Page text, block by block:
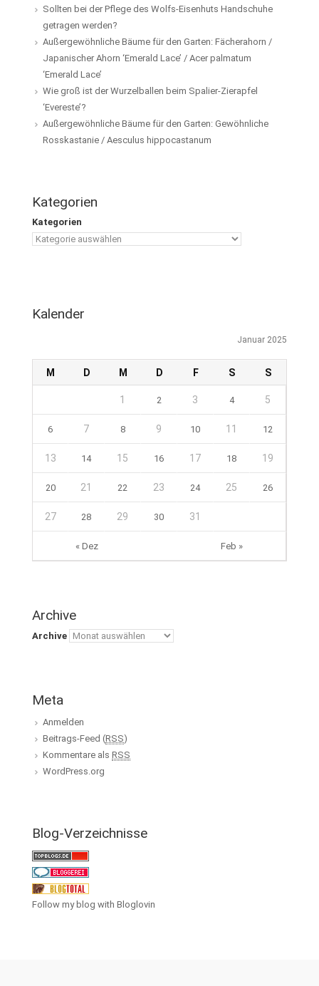
Sollten bei der Pflege des Wolfs-Eisenhuts Handschuhe
getragen werden?
Außergewöhnliche Bäume für den Garten: Fächerahorn /
Japanischer Ahorn ‘Emerald Lace’ / Acer palmatum
‘Emerald Lace’
Wie groß ist der Wurzelballen beim Spalier-Zierapfel
‘Evereste’?
Außergewöhnliche Bäume für den Garten: Gewöhnliche
Rosskastanie / Aesculus hippocastanum
Kategorien
Kategorien
Kalender
Januar 2025
M D M D F S S
« Dez Feb »
1 2 3 4 5
6 7 8 9 10 11 12
13 14 15 16 17 18 19
20 21 22 23 24 25 26
27 28 29 30 31
Archive
Archive
Meta
Anmelden
Beitrags-Feed (RSS)
Kommentare als RSS
WordPress.org
Blog-Verzeichnisse
Follow my blog with Bloglovin